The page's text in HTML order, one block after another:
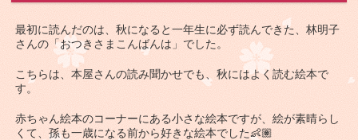
最初に読んだのは、秋になると一年生に必ず読んできた、林明子
さんの「おつきさまこんばんは」でした。
こちらは、本屋さんの読み聞かせでも、秋にはよく読む絵本で
す。
赤ちゃん絵本のコーナーにある小さな絵本ですが、絵が素晴らし
くて、孫も一歳になる前から好きな絵本でした👶🏽